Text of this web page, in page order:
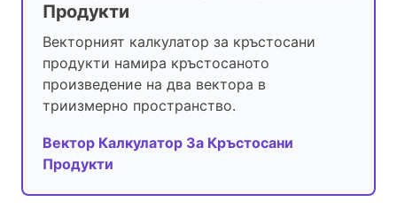
Продукти
Векторният калкулатор за кръстосани
продукти намира кръстосаното
произведение на два вектора в
триизмерно пространство.
Вектор Калкулатор За Кръстосани
Продукти